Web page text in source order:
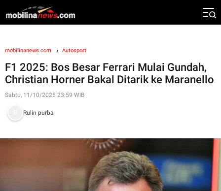
mobilinanews.com Autosport
F1 2025: Bos Besar Ferrari Mulai Gundah,
Christian Horner Bakal Ditarik ke Maranello
Sabtu, 11/10/2025 23:59 WIB
Rulin purba